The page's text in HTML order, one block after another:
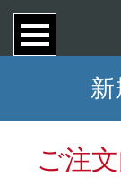
新
ご注